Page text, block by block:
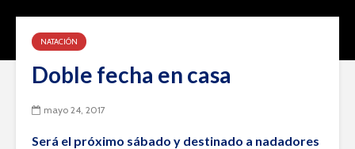
NATACIÓN
Doble fecha en casa
mayo 24, 2017
Será el próximo sábado y destinado a nadadores